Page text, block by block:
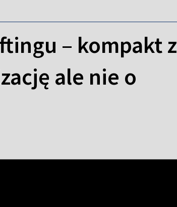
– kompakt z
ale nie o